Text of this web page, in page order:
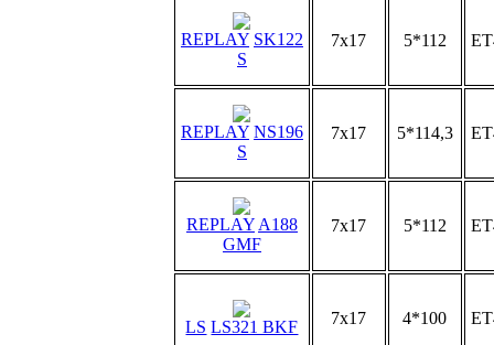
REPLAY SK122
S
7x17 5*112
REPLAY NS196
S
7x17 5*114,3
REPLAY A188
GMF
7x17 5*112
LS LS321 BKF 7x17 4*100